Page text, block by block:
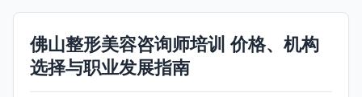
佛山整形美容咨询师培训 价格、机构
选择与职业发展指南